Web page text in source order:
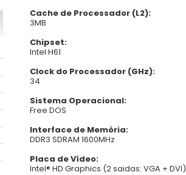
Cache de Processador (L2):
3MB
Chipset:
Intel H61
Clock do Processador (GHz):
34
Sistema Operacional:
Free DOS
Interface de Memória:
DDR3 SDRAM 1600MHz
Placa de Vídeo:
Intel® HD Graphics (2 saidas: VGA + DVI)